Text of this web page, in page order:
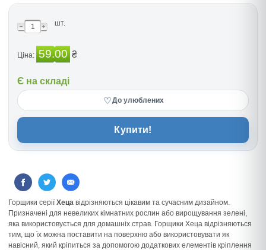
шт.
Ціна: 59.00 ₴
Є на складі
♡До улюблених
Купити!
Горщики серіїХеца відрізняються цікавим та сучасним дизайном.
Призначені для невеликих кімнатних рослин або вирощування зелені,
яка використовується для домашніх страв. Горщики Хеца відрізняються
тим, що їх можна поставити на поверхню або використовувати як
навісний, який кріпиться за допомогою додаткових елементів кріплення